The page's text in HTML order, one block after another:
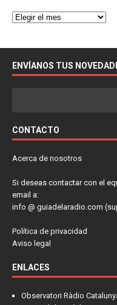
ENVÍANOS TUS
CONTACTO
Acerca de nosotros
Si deseas contactar con el
email a:
info @ guiadelaradio.com
Política de privacidad
Aviso legal
ENLACES
Observatori Ràdio